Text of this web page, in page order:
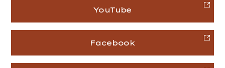
YouTube
Facebook